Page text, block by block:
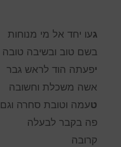
געו יחד אל מי מנוחות
בשם טוב ובשיבה טובה
יפעתה הוד לראש גבר
אשה משכלת וחשובה
טעמה וטובת סחרה וגם
פה בקבר לבעלה
קרובה